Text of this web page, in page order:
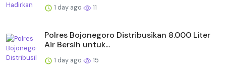
1 day ago 11
Polres Bojonegoro Distribusikan 8.000 Liter
Air Bersih untuk...
1 day ago 15